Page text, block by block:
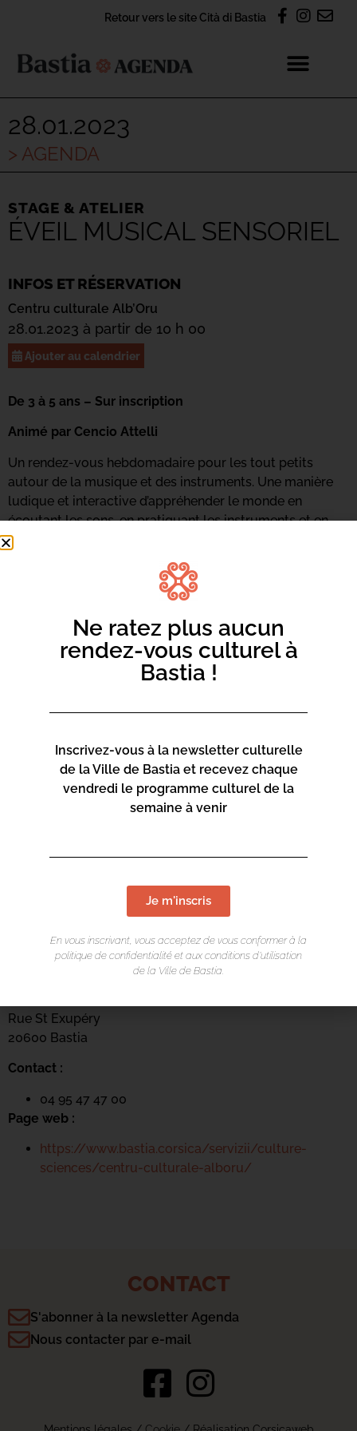
Retour vers le site Cità di Bastia
28.01.2023
> AGENDA
STAGE & ATELIER
ÉVEIL MUSICAL SENSORIEL
INFOS ET RÉSERVATION
Centru culturale Alb’Oru
28.01.2023 à partir de 10 h 00
Ajouter au calendrier
De 3 à 5 ans – Sur inscription
Animé par Cencio Attelli
Un rendez-vous hebdomadaire pour les tout petits
autour de la musique et des instruments. Une manière
ludique et interactive d’appréhender le monde en
écoutant les sons, en pratiquant les instruments et en
ressentant de nouvelles émotions. Du chant, des
LIEU DE L'ÉVÉNEMENT
Rue St Exupéry
20600 Bastia
Contact :
04 95 47 47 00
Page web :
https://www.bastia.corsica/servizii/culture-
sciences/centru-culturale-alboru/
CONTACT
S'abonner à la newsletter Agenda
Nous contacter par e-mail
Ne ratez plus aucun
rendez-vous culturel à
Bastia !
Inscrivez-vous à la newsletter culturelle
de la Ville de Bastia et recevez chaque
vendredi le programme culturel de la
semaine à venir
Je m'inscris
En vous inscrivant, vous acceptez de vous conformer à la
politique de confidentialité et aux conditions d’utilisation
de la Ville de Bastia.